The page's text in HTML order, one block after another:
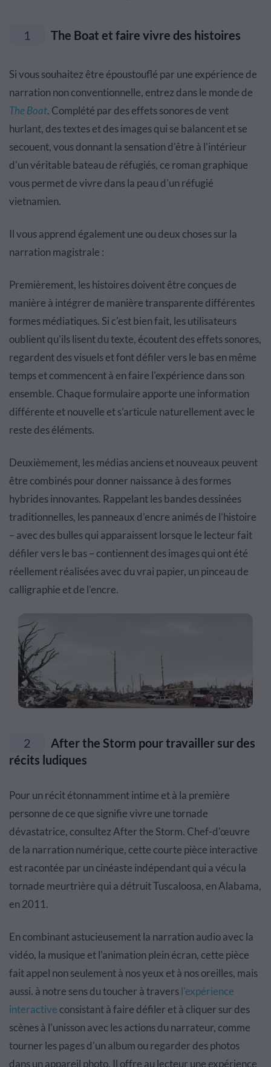
1 The Boat et faire vivre des histoires
Si vous souhaitez être époustouflé par une expérience de
narration non conventionnelle, entrez dans le monde de
The Boat. Complété par des effets sonores de vent
hurlant, des textes et des images qui se balancent et se
secouent, vous donnant la sensation d'être à l'intérieur
d'un véritable bateau de réfugiés, ce roman graphique
vous permet de vivre dans la peau d'un réfugié
vietnamien.
Il vous apprend également une ou deux choses sur la
narration magistrale :
Premièrement, les histoires doivent être conçues de
manière à intégrer de manière transparente différentes
formes médiatiques. Si c'est bien fait, les utilisateurs
oublient qu'ils lisent du texte, écoutent des effets sonores,
regardent des visuels et font défiler vers le bas en même
temps et commencent à en faire l'expérience dans son
ensemble. Chaque formulaire apporte une information
différente et nouvelle et s’articule naturellement avec le
reste des éléments.
Deuxièmement, les médias anciens et nouveaux peuvent
être combinés pour donner naissance à des formes
hybrides innovantes. Rappelant les bandes dessinées
traditionnelles, les panneaux d’encre animés de l’histoire
– avec des bulles qui apparaissent lorsque le lecteur fait
défiler vers le bas – contiennent des images qui ont été
réellement réalisées avec du vrai papier, un pinceau de
calligraphie et de l’encre.
2
After the Storm pour travailler sur des
récits ludiques
Pour un récit étonnamment intime et à la première
personne de ce que signifie vivre une tornade
dévastatrice, consultez After the Storm. Chef-d'œuvre
de la narration numérique, cette courte pièce interactive
est racontée par un cinéaste indépendant qui a vécu la
tornade meurtrière qui a détruit Tuscaloosa, en Alabama,
en 2011.
En combinant astucieusement la narration audio avec la
vidéo, la musique et l'animation plein écran, cette pièce
fait appel non seulement à nos yeux et à nos oreilles, mais
aussi. à notre sens du toucher à traversl'expérience
interactive consistant à faire défiler et à cliquer sur des
scènes à l'unisson avec les actions du narrateur, comme
tourner les pages d'un album ou regarder des photos
dans un appareil photo. Il offre au lecteur une expérience